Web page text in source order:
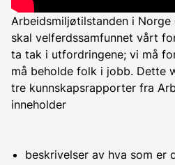
Arbeidsmiljøtilstanden i
skal velferdssamfunnet vårt
ta tak i utfordringene; vi må
må beholde folk i jobb. Dette
tre kunnskapsrapporter fra
inneholder
beskrivelser av hva som er